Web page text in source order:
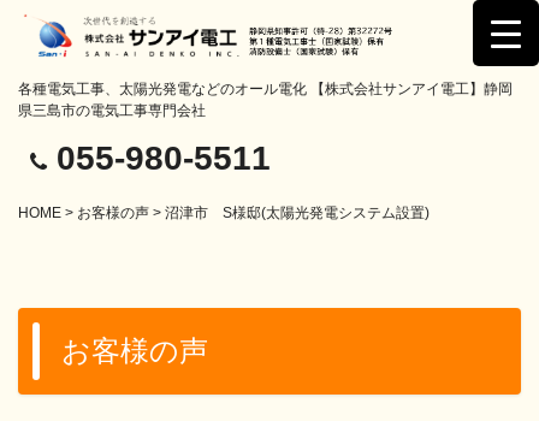
各種電気工事、太陽光発電などのオール電化 【株式会社サンアイ電工】静岡
県三島市の電気工事専門会社
055-980-5511
HOME > お客様の声 > 沼津市 S様邸(太陽光発電システム設置)
お客様の声